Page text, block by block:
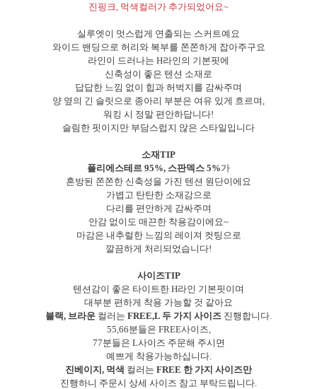
진핑크, 먹색컬러가 추가되었어요~
실루엣이 멋스럽게 연출되는 스커트예요
와이드 밴딩으로 허리와 복부를 쫀쫀하게 잡아주구요
라인이 드러나는 H라인의 기본핏에
신축성이 좋은 텐션 소재로
답답한 느낌 없이 힙과 허벅지를 감싸주며
양 옆의 긴 슬릿으로 종아리 부분은 여유 있게 흐르며,
워킹 시 정말 편안하답니다!
슬림한 핏이지만 부담스럽지 않은 스타일입니다
소재TIP
폴리에스테르 95%, 스판덱스 5%가
혼방된 쫀쫀한 신축성을 가진 텐션 원단이에요
가볍고 탄탄한 소재감으로
다리를 편안하게 감싸주며
안감 없이도 매끈한 착용감이에요~
마감은 내추럴한 느낌의 레이져 컷팅으로
깔끔하게 처리되었습니다!
사이즈TIP
텐션감이 좋은 타이트한 H라인 기본핏이며
대부분 편하게 착용 가능할 것 같아요
블랙, 브라운 컬러는 FREE,L 두 가지 사이즈 진행합니다.
55,66분들은 FREE사이즈,
77분들은 L사이즈 주문해 주시면
예쁘게 착용가능하십니다.
진베이지, 먹색 컬러는 FREE 한 가지 사이즈만
진행하니 주문시 상세 사이즈 참고 부탁드립니다.